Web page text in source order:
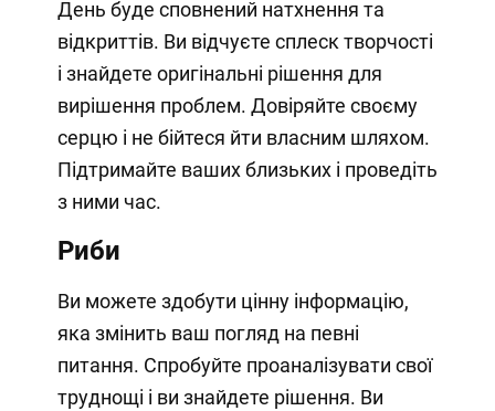
День буде сповнений натхнення та
відкриттів. Ви відчуєте сплеск творчості
і знайдете оригінальні рішення для
вирішення проблем. Довіряйте своєму
серцю і не бійтеся йти власним шляхом.
Підтримайте ваших близьких і проведіть
з ними час.
Риби
Ви можете здобути цінну інформацію,
яка змінить ваш погляд на певні
питання. Спробуйте проаналізувати свої
труднощі і ви знайдете рішення. Ви